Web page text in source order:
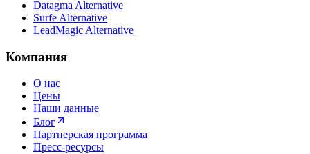
Datagma Alternative
Surfe Alternative
LeadMagic Alternative
Компания
О нас
Цены
Наши данные
Блог
Партнерская программа
Пресс-ресурсы